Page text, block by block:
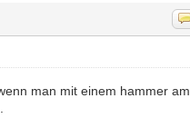
man mit einem hammer am